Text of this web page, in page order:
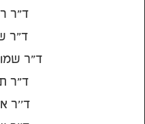
ד"ר
ד"ר
ד"ר
ד"ר
ד''ר